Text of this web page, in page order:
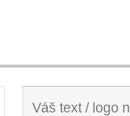
Váš text / logo